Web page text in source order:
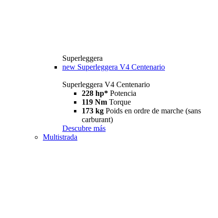
Superleggera
new Superleggera V4 Centenario
Superleggera V4 Centenario
228 hp* Potencia
119 Nm Torque
173 kg Poids en ordre de marche (sans
carburant)
Descubre más
Multistrada